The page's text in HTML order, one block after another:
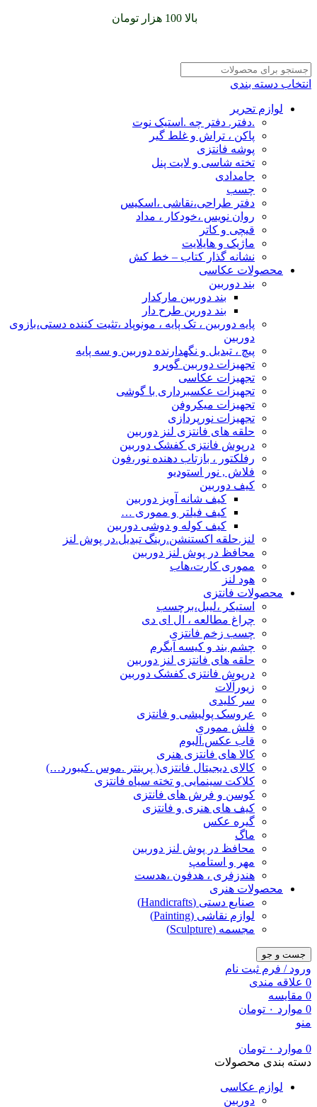
بالا 100 هزار تومان
انتخاب دسته بندی
لوازم تحریر
.دفتر. دفتر چه .استیک نوت
پاکن ، تراش و غلط گیر
پوشه فانتزی
تخته شاسی و لایت پنل
جامدادی
چسب
دفتر طراحی،نقاشی ،اسکیس
روان نویس ،خودکار ، مداد
قیچی و کاتر
ماژیک و هایلایت
نشانه گذار کتاب – خط کش
محصولات عکاسی
بند دوربین
بند دوربین مارکدار
بند دورین طرح دار
پایه دوربین ، تک پایه ، مونوپاد ،تثیت کننده دستی،بازوی
دوربین
پیچ ، تبدیل و نگهدارنده دوربین و سه پایه
تجهیزات دوربین گوپرو
تجهیزات عکاسی
تجهیزات عکسبرداری با گوشی
تجهیزات میکروفن
تجهیزات نورپردازی
حلقه های فانتزی لنز دوربین
درپوش فانتزی کفشک دوربین
رفلکتور ، بازتاب دهنده نور،فون
فلاش , نور استودیو
کیف دوربین
کیف شانه آویز دوربین
کیف فیلتر و مموری …
کیف کوله و دوشی دوربین
لنز.حلقه اکستنشن.رینگ تبدیل.در پوش لنز
محافظ در پوش لنز دوربین
مموری کارت،هاب
هود لنز
محصولات فانتزی
استیکر ،لیبل،برچسب
چراغ مطالعه ، ال ای دی
چسب زخم فانتزی
چشم بند و کیسه آبگرم
حلقه های فانتزی لنز دوربین
درپوش فانتزی کفشک دوربین
زیورآلات
سر کلیدی
عروسک پولیشی و فانتزی
فلش مموری
قاب عکس.آلبوم
کالا های فانتزی هنری
کالای دیجیتال فانتزی( پرینتر .موس .کیبورد…)
کلاکت سینمایی و تخته سیاه فانتزی
کوسن و فرش های فانتزی
کیف های هنری و فانتزی
گیره عکس
ماگ
محافظ در پوش لنز دوربین
مهر و استامپ
هندزفری ، هدفون ،هدست
محصولات هنری
صنایع دستی (Handicrafts)
لوازم نقاشی (Painting)
مجسمه (Sculpture)
جست و جو
ورود / فرم ثبت نام
0 علاقه مندی
0 مقایسه
0 موارد ۰ تومان
منو
0 موارد ۰ تومان
دسته بندی محصولات
لوازم عکاسی
دوربین